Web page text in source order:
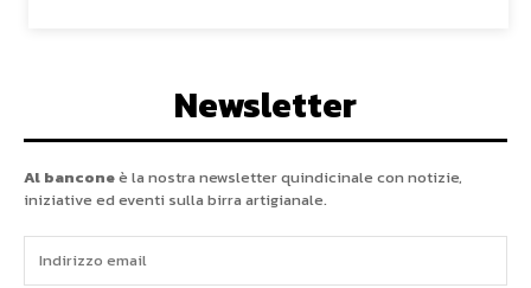
Newsletter
Al banconeè la nostra newsletter quindicinale con notizie,
iniziative ed eventi sulla birra artigianale.